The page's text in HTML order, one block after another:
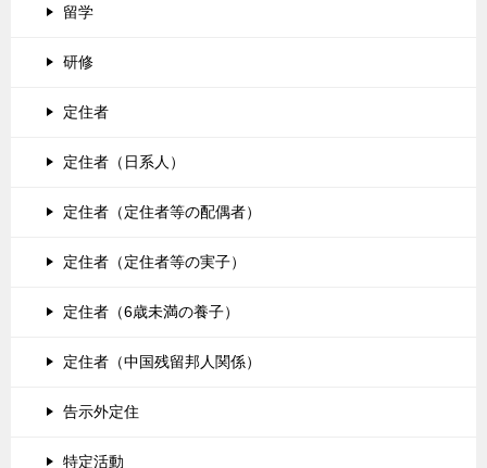
留学
研修
定住者
定住者（日系人）
定住者（定住者等の配偶者）
定住者（定住者等の実子）
定住者（6歳未満の養子）
定住者（中国残留邦人関係）
告示外定住
特定活動